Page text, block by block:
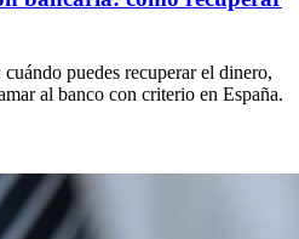
puedes recuperar el dinero,
al banco con criterio en España.